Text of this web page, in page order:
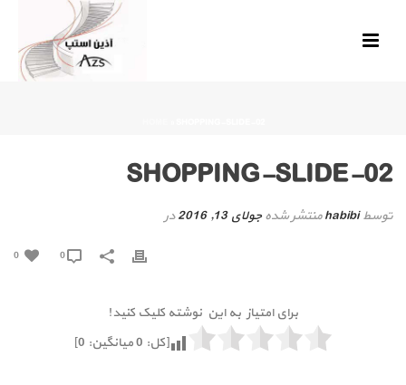
SHOPPING-SLIDE-02
توسطhabibiمنتشر شدهجولای 13, 2016 در
0
برای امتیاز به این نوشته کلیک کنید!
[کل: 0میانگین: 0
]